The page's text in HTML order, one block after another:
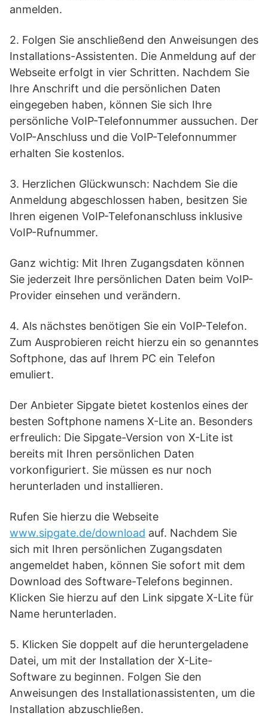
anmelden.
2. Folgen Sie anschließend den Anweisungen des
Installations-Assistenten. Die Anmeldung auf der
Webseite erfolgt in vier Schritten. Nachdem Sie
Ihre Anschrift und die persönlichen Daten
eingegeben haben, können Sie sich Ihre
persönliche VoIP-Telefonnummer aussuchen. Der
VoIP-Anschluss und die VoIP-Telefonnummer
erhalten Sie kostenlos.
3. Herzlichen Glückwunsch: Nachdem Sie die
Anmeldung abgeschlossen haben, besitzen Sie
Ihren eigenen VoIP-Telefonanschluss inklusive
VoIP-Rufnummer.
Ganz wichtig: Mit Ihren Zugangsdaten können
Sie jederzeit Ihre persönlichen Daten beim VoIP-
Provider einsehen und verändern.
4. Als nächstes benötigen Sie ein VoIP-Telefon.
Zum Ausprobieren reicht hierzu ein so genanntes
Softphone, das auf Ihrem PC ein Telefon
emuliert.
Der Anbieter Sipgate bietet kostenlos eines der
besten Softphone namens X-Lite an. Besonders
erfreulich: Die Sipgate-Version von X-Lite ist
bereits mit Ihren persönlichen Daten
vorkonfiguriert. Sie müssen es nur noch
herunterladen und installieren.
Rufen Sie hierzu die Webseite
www.sipgate.de/download auf. Nachdem Sie
sich mit Ihren persönlichen Zugangsdaten
angemeldet haben, können Sie sofort mit dem
Download des Software-Telefons beginnen.
Klicken Sie hierzu auf den Link sipgate X-Lite für
Name herunterladen.
5. Klicken Sie doppelt auf die heruntergeladene
Datei, um mit der Installation der X-Lite-
Software zu beginnen. Folgen Sie den
Anweisungen des Installationassistenten, um die
Installation abzuschließen.